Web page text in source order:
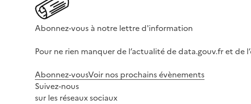
Abonnez-vous à notre lettre d'information
Pour ne rien manquer de l’actualité de data.gouv.fr et
Abonnez-vousVoir nos prochains évènements
Suivez-nous
sur les réseaux sociaux